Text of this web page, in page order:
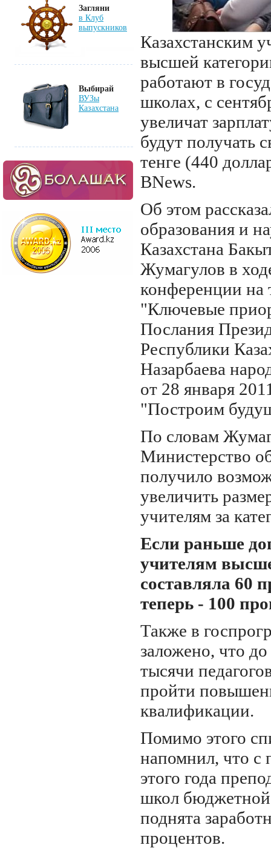
Загляни
в Клуб
выпускников
Выбирай
ВУЗы
Казахстана
Казахстанским
высшей
работают в
школах, с
увеличат
будут получать
тенге (440
BNews.
Об этом
образования и
Казахстана
Жумагулов в
конференции на
"Ключевые
Послания
Республики
Назарбаева
от 28 января
"Построим
По словам
Министерство
получило
увеличить
учителям за
Если раньше
учителям
составляла 60
теперь - 100
Также в
заложено, что
тысячи
пройти
квалификации.
Помимо этого
напомнил, что с
этого года
школ
поднята
процентов.